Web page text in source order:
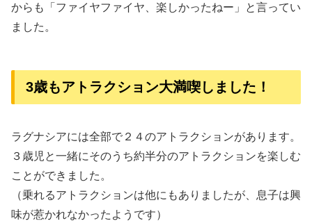
からも「ファイヤファイヤ、楽しかったねー」と言ってい
ました。
3歳もアトラクション大満喫しました！
ラグナシアには全部で２４のアトラクションがあります。
３歳児と一緒にそのうち約半分のアトラクションを楽しむ
ことができました。
（乗れるアトラクションは他にもありましたが、息子は興
味が惹かれなかったようです）